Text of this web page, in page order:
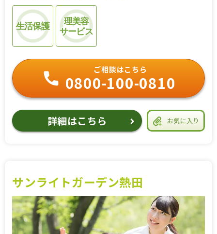
生活保護
理美容
サービス
お気に入り
ご相談はこちら
0800-100-0810
詳細はこちら
サンライトガーデン熱田